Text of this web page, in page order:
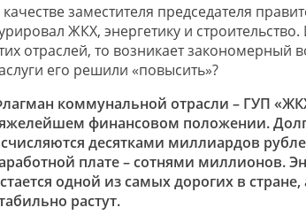
качестве заместителя председателя
ЖКХ, энергетику и
отраслей, то возникает закономерный
его решили «повысить»?
коммунальной отрасли – ГУП
финансовом положении.
десятками миллиардов
плате – сотнями миллионов.
одной из самых дорогих в
растут.